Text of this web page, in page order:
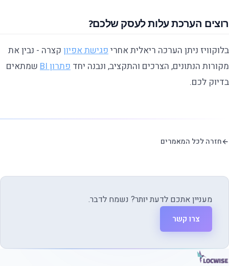
רוצים הערכת עלות לעסק שלכם?
בלוקוויז ניתן הערכה ריאלית אחריפגישת אפיון קצרה - נבין את
מקורות הנתונים, הצרכים והתקציב, ונבנה יחד פתרון BI
שמתאים
בדיוק לכם.
חזרה לכל המאמרים
מעניין אתכם לדעת יותר? נשמח לדבר.
צרו קשר